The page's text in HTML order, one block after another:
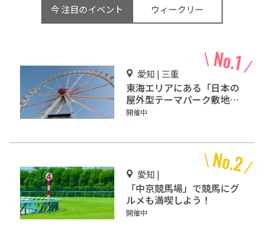
今 注目のイベント ウィークリー
愛知 | 三重
東海エリアにある「日本の
屋外型テーマパーク敷地面
積ランキング」入りしてい
開催中
愛知 |
「中京競馬場」で競馬にグ
ルメも満喫しよう！
開催中